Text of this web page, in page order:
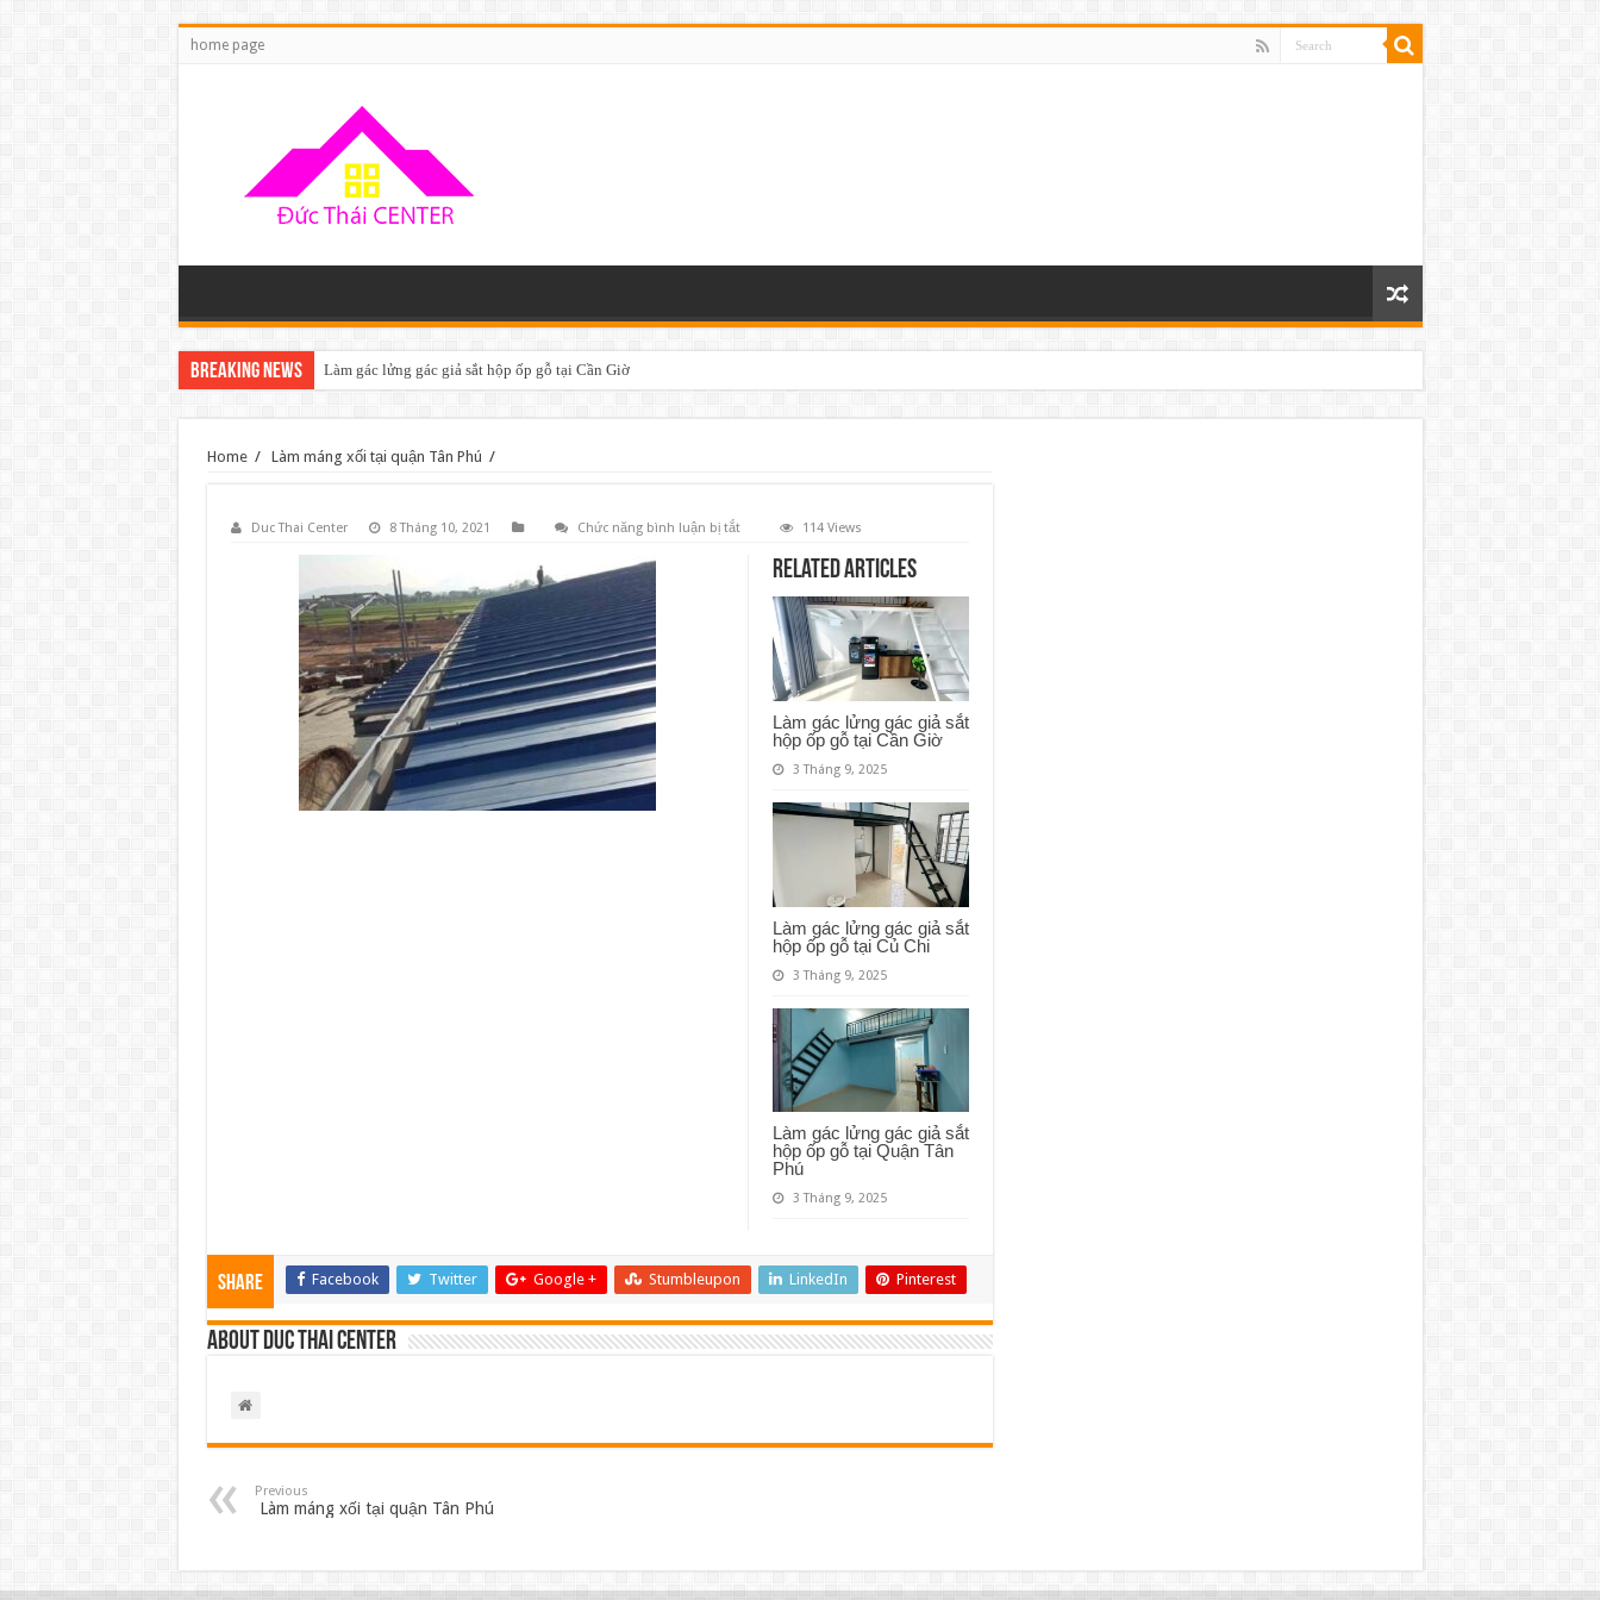
home page
Breaking News Làm gác lửng gác giả sắt hộp ốp gỗ tại Cần Giờ
Home / Làm máng xối tại quận Tân Phú /
Duc Thai Center 8 Tháng 10, 2021 Chức năng bình luận bị tắtở 114 Views
Related Articles
Làm gác lửng gác giả sắt
hộp ốp gỗ tại Cần Giờ
3 Tháng 9, 2025
Làm gác lửng gác giả sắt
hộp ốp gỗ tại Củ Chi
3 Tháng 9, 2025
Làm gác lửng gác giả sắt
hộp ốp gỗ tại Quận Tân
Phú
3 Tháng 9, 2025
Share Facebook Twitter Google + Stumbleupon LinkedIn Pinterest
About Duc Thai Center
Previous
Làm máng xối tại quận Tân Phú